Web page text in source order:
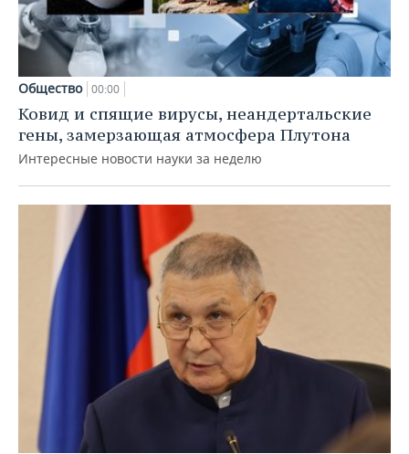
Общество 00:00
Ковид и спящие вирусы, неандертальские
гены, замерзающая атмосфера Плутона
Интересные новости науки за неделю